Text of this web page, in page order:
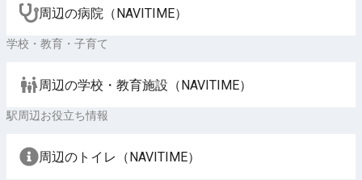
周辺の病院（NAVITIME）
学校・教育・子育て
周辺の学校・教育施設（NAVITIME）
駅周辺お役立ち情報
周辺のトイレ（NAVITIME）